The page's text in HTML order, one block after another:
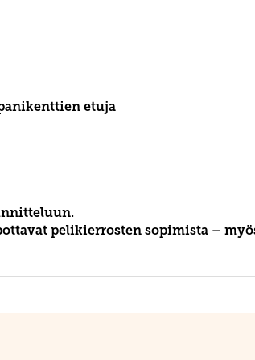
etuja
pelikierrosten sopimista –